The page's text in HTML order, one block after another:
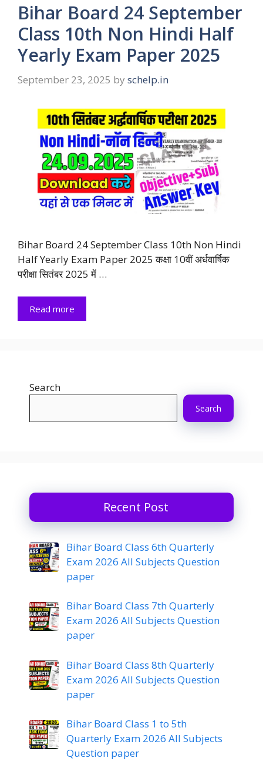
Bihar Board 24 September
Class 10th Non Hindi Half
Yearly Exam Paper 2025
September 23, 2025 by schelp.in
Bihar Board 24 September Class 10th Non Hindi
Half Yearly Exam Paper 2025 कक्षा 10वीं अर्धवार्षिक
परीक्षा सितंबर 2025 में …
Read more
Search
Search
Recent Post
Bihar Board Class 6th Quarterly
Exam 2026 All Subjects Question
paper
Bihar Board Class 7th Quarterly
Exam 2026 All Subjects Question
paper
Bihar Board Class 8th Quarterly
Exam 2026 All Subjects Question
paper
Bihar Board Class 1 to 5th
Quarterly Exam 2026 All Subjects
Question paper